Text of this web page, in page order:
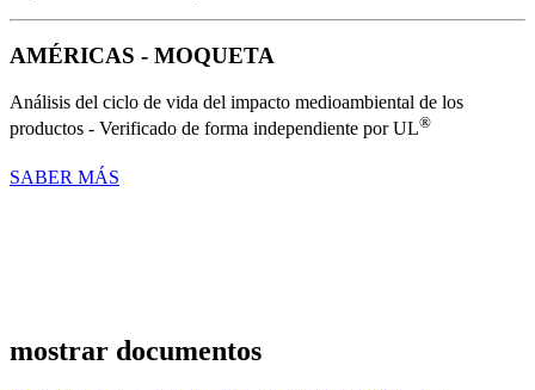
AMÉRICAS - MOQUETA
Análisis del ciclo de vida del impacto medioambiental de los
productos - Verificado de forma independiente por UL®
SABER MÁS
mostrar documentos